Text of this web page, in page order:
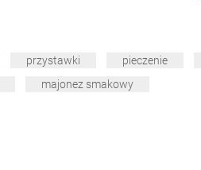
przystawki pieczenie
majonez smakowy